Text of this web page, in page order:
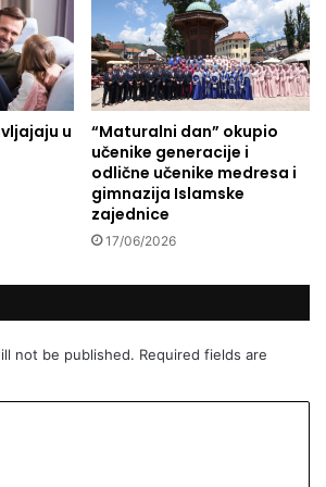
u
“Maturalni dan” okupio
učenike generacije i
odlične učenike medresa i
gimnazija Islamske
zajednice
17/06/2026
not be published. Required fields are